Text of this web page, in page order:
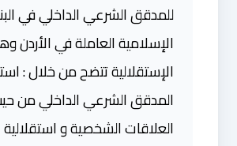
للمدقق الشرعي الداخلي في
الإسلامية العاملة في الأردن
الإستقلالية تتضح من خلال :
المدقق الشرعي الداخلي من
العلاقات الشخصية و